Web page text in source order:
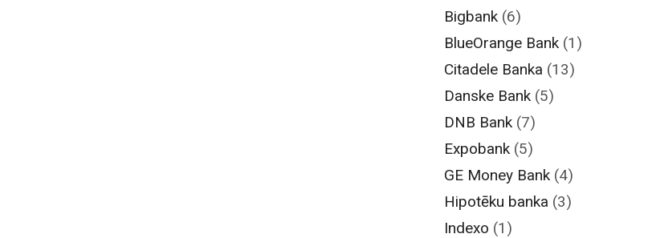
Bigbank (6)
BlueOrange Bank (1)
Citadele Banka (13)
Danske Bank (5)
DNB Bank (7)
Expobank (5)
GE Money Bank (4)
Hipotēku banka (3)
Indexo (1)